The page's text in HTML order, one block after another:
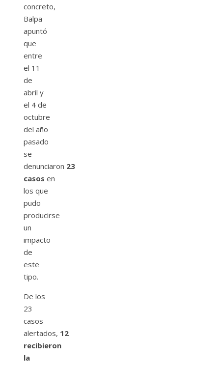
concreto,
Balpa
apuntó
que
entre
el 11
de
abril y
el 4 de
octubre
del año
pasado
se
denunciaron 23
casos en
los que
pudo
producirse
un
impacto
de
este
tipo.
De los
23
casos
alertados, 12
recibieron
la